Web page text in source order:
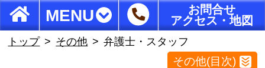
MENU
お問合せ
アクセス・地図
トップ その他 弁護士・スタッフ
その他(目次)